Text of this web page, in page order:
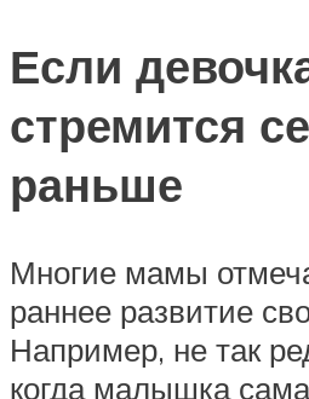
Если
стремится
раньше
Многие мамы
раннее развитие
Например, не так
когда малышка